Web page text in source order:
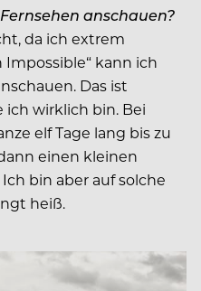
anschauen?
da ich ex­trem
kann ich
Das ist
ich wirklich bin. Bei
elf Tage lang bis zu
einen kleinen
bin aber auf solche
heiß.